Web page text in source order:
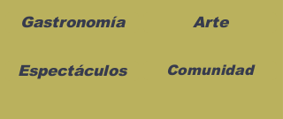
Gastronomía Arte
Espectáculos Comunidad